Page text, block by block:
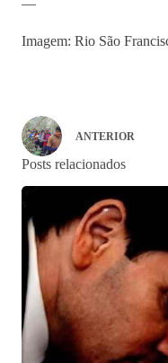
—
Imagem: Rio São
ANTERIOR
Posts relacionados